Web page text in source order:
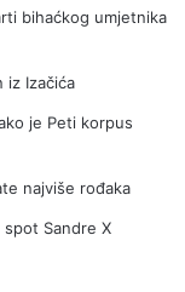
bihaćkog umjetnika
iz Izačića
je Peti korpus
najviše rođaka
Sandre X